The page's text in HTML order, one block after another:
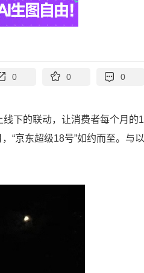
0 0 0
线下的联动，让消费者每个月的1
“京东超级18号”如约而至。与以